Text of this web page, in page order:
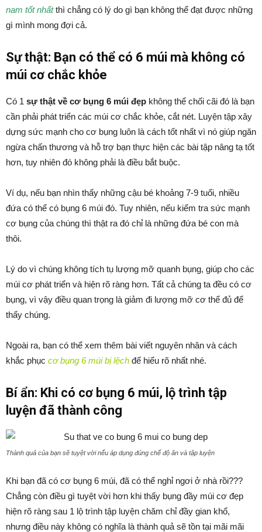
nam tốt nhấtthì chẳng có lý do gì bạn không thể đạt được những
gì mình mong đợi cả.
Sự thật: Bạn có thể có 6 múi mà không có
múi cơ chắc khỏe
Có 1 sự thật về cơ bụng 6 múi đẹp không thể chối cãi đó là bạn
cần phải phát triển các múi cơ chắc khỏe, cắt nét. Luyện tập xây
dựng sức mạnh cho cơ bụng luôn là cách tốt nhất vì nó giúp ngăn
ngừa chấn thương và hỗ trợ bạn thực hiện các bài tập nâng tạ tốt
hơn, tuy nhiên đó không phải là điều bắt buộc.
Ví dụ, nếu bạn nhìn thấy những cậu bé khoảng 7-9 tuổi, nhiều
đứa có thể có bụng 6 múi đó. Tuy nhiên, nếu kiểm tra sức mạnh
cơ bụng của chúng thì thật ra đó chỉ là những đứa bé con mà
thôi.
Lý do vì chúng không tích tụ lượng mỡ quanh bụng, giúp cho các
múi cơ phát triển và hiện rõ ràng hơn. Tất cả chúng ta đều có cơ
bụng, vì vậy điều quan trọng là giảm đi lượng mỡ cơ thể đủ để
thấy chúng.
Ngoài ra, bạn có thể xem thêm bài viết nguyên nhân và cách
khắc phục cơ bụng 6 múi bị lệch để hiểu rõ nhất nhé.
Bí ẩn: Khi có cơ bụng 6 múi, lộ trình tập
luyện đã thành công
Thành quả của bạn sẽ tuyệt vời nếu áp dụng đúng chế độ ăn và tập luyện
Khi bạn đã có cơ bụng 6 múi, đã có thể nghỉ ngơi ở nhà rồi???
Chẳng còn điều gì tuyệt vời hơn khi thấy bụng đầy múi cơ đẹp
hiện rõ ràng sau 1 lộ trình tập luyện chăm chỉ đầy gian khổ,
nhưng điều này không có nghĩa là thành quả sẽ tồn tại mãi mãi